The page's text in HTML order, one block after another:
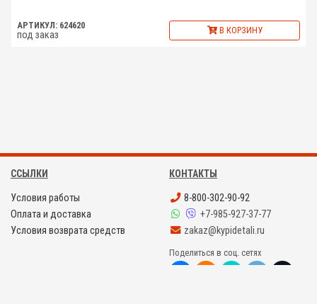
АРТИКУЛ: 624620
под заказ В КОРЗИНУ
ССЫЛКИ
Условия работы
Оплата и доставка
Условия возврата средств
КОНТАКТЫ
8-800-302-90-92
+7-985-927-37-77
zakaz@kypidetali.ru
Поделиться в соц. сетях